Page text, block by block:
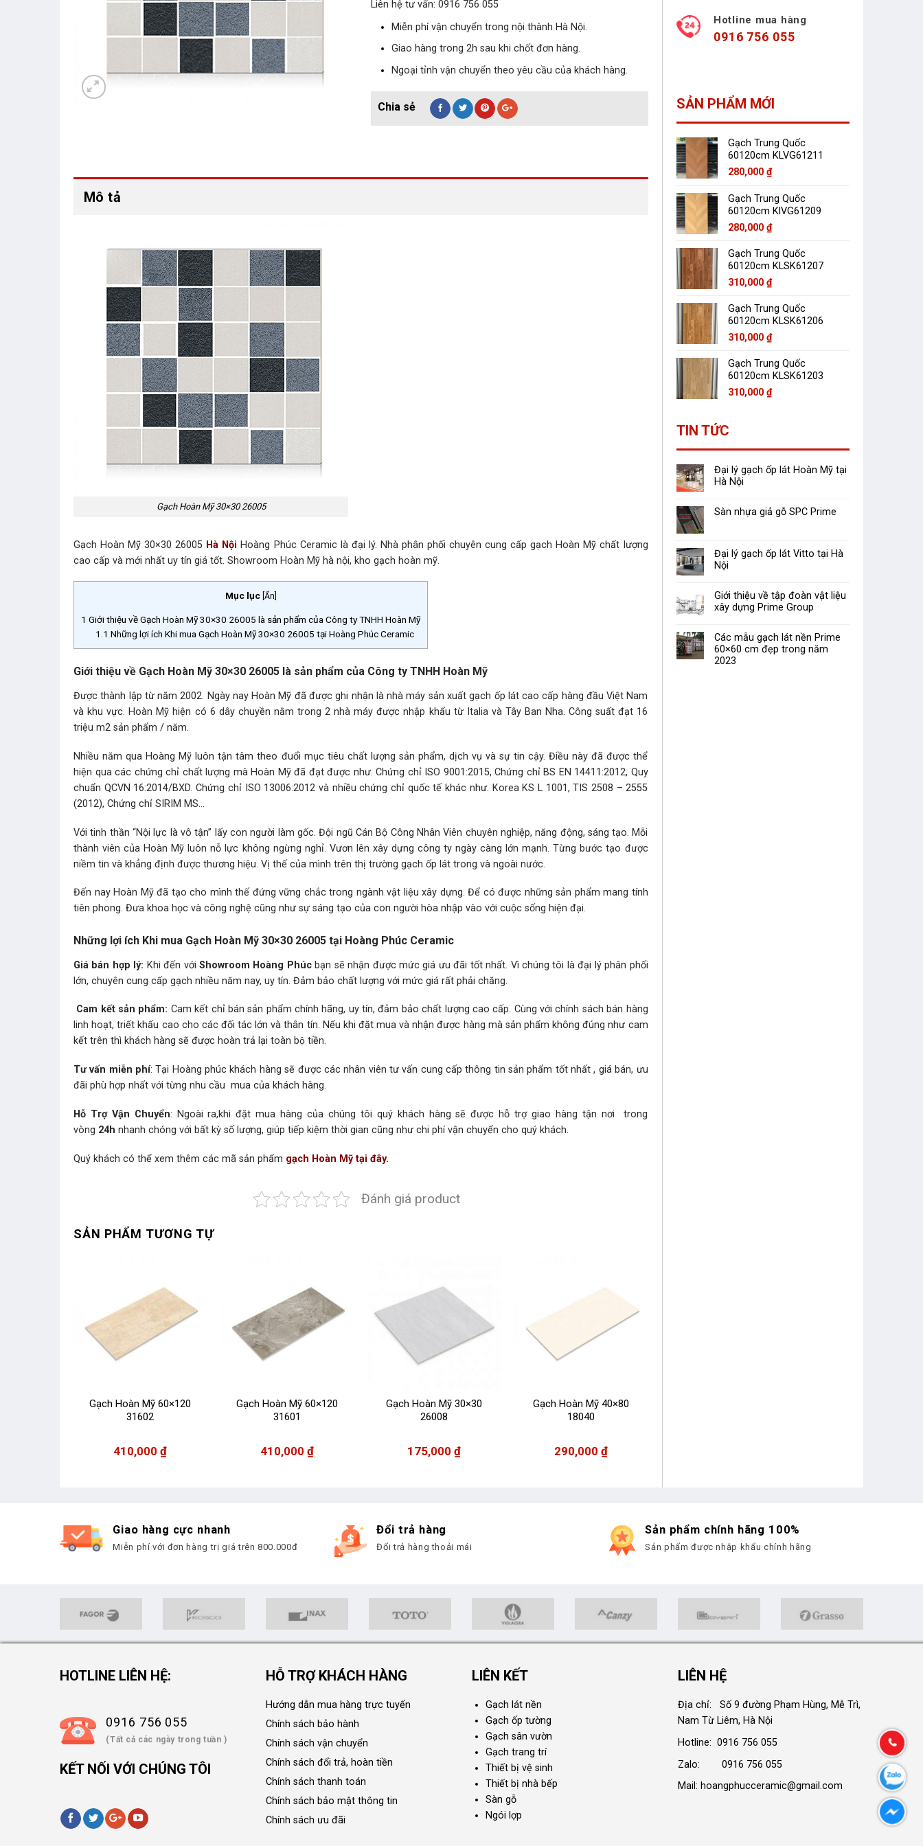
Liên hệ tư vấn: 0916 756 055
Miễn phí vận chuyển trong nội thành Hà Nội.
Giao hàng trong 2h sau khi chốt đơn hàng.
Ngoại tỉnh vận chuyển theo yêu cầu của khách hàng.
Mô tả
Gạch Hoàn Mỹ 30×30 26005
Gạch Hoàn Mỹ 30×30 26005 Hà Nội Hoàng Phúc Ceramic là đại lý. Nhà phân phối chuyên cung cấp gạch Hoàn Mỹ chất lượng
cao cấp và mới nhất uy tín giá tốt. Showroom Hoàn Mỹ hà nội, kho gạch hoàn mỹ.
Mục lục Ẩn
1 Giới thiệu về Gạch Hoàn Mỹ 30×30 26005 là sản phẩm của Công ty TNHH Hoàn Mỹ
1.1 Những lợi ích Khi mua Gạch Hoàn Mỹ 30×30 26005 tại Hoàng Phúc Ceramic
Giới thiệu về Gạch Hoàn Mỹ 30×30 26005 là sản phẩm của Công ty TNHH Hoàn Mỹ
Được thành lập từ năm 2002. Ngày nay Hoàn Mỹ đã được ghi nhận là nhà máy sản xuất gạch ốp lát cao cấp hàng đầu Việt Nam
và khu vực. Hoàn Mỹ hiện có 6 dây chuyền nằm trong 2 nhà máy được nhập khẩu từ Italia và Tây Ban Nha. Công suất đạt 16
triệu m2 sản phẩm / năm.
Nhiều năm qua Hoàng Mỹ luôn tận tâm theo đuổi mục tiêu chất lượng sản phẩm, dịch vụ và sự tin cậy. Điều này đã được thể
hiện qua các chứng chỉ chất lượng mà Hoàn Mỹ đã đạt được như. Chứng chỉ ISO 9001:2015, Chứng chỉ BS EN 14411:2012, Quy
chuẩn QCVN 16:2014/BXD. Chứng chỉ ISO 13006:2012 và nhiều chứng chỉ quốc tế khác như. Korea KS L 1001, TIS 2508 – 2555
(2012), Chứng chỉ SIRIM MS…
Với tinh thần “Nội lực là vô tận” lấy con người làm gốc. Đội ngũ Cán Bộ Công Nhân Viên chuyên nghiệp, năng động, sáng tạo. Mỗi
thành viên của Hoàn Mỹ luôn nỗ lực không ngừng nghỉ. Vươn lên xây dựng công ty ngày càng lớn mạnh. Từng bước tạo được
niềm tin và khẳng định được thương hiệu. Vị thế của mình trên thị trường gạch ốp lát trong và ngoài nước.
Đến nay Hoàn Mỹ đã tạo cho mình thế đứng vững chắc trong ngành vật liệu xây dựng. Để có được những sản phẩm mang tính
tiên phong. Đưa khoa học và công nghệ cũng như sự sáng tạo của con người hòa nhập vào với cuộc sống hiện đại.
Những lợi ích Khi mua Gạch Hoàn Mỹ 30×30 26005 tại Hoàng Phúc Ceramic
Giá bán hợp lý: Khi đến với Showroom Hoàng Phúcbạn sẽ nhận được mức giá ưu đãi tốt nhất. Vì chúng tôi là đại lý phân phối
lớn, chuyên cung cấp gạch nhiều năm nay, uy tín. Đảm bảo chất lượng với mức giá rất phải chăng.
Cam kết sản phẩm: Cam kết chỉ bán sản phẩm chính hãng, uy tín, đảm bảo chất lượng cao cấp. Cùng với chính sách bán hàng
linh hoạt, triết khấu cao cho các đối tác lớn và thân tín. Nếu khi đặt mua và nhận được hàng mà sản phẩm không đúng như cam
kết trên thì khách hàng sẽ được hoàn trả lại toàn bộ tiền.
Tư vấn miễn phí: Tại Hoàng phúc khách hàng sẽ được các nhân viên tư vấn cung cấp thông tin sản phẩm tốt nhất , giá bán, ưu
đãi phù hợp nhất với từng nhu cầu mua của khách hàng.
Hỗ Trợ Vận Chuyển: Ngoài ra,khi đặt mua hàng của chúng tôi quý khách hàng sẽ được hỗ trợ giao hàng tận nơi trong
vòng 24h nhanh chóng với bất kỳ số lượng, giúp tiếp kiệm thời gian cũng như chi phí vận chuyển cho quý khách.
Quý khách có thể xem thêm các mã sản phẩm gạch Hoàn Mỹ tại đây.
Đánh giá product
SẢN PHẨM TƯƠNG TỰ
Gạch Hoàn Mỹ 60×120
31602
410,000₫
Gạch Hoàn Mỹ 60×120
31601
410,000₫
Gạch Hoàn Mỹ 30×30
26008
175,000₫
Gạch Hoàn Mỹ 40×80
18040
290,000₫
Hotline mua hàng
0916 756 055
SẢN PHẨM MỚI
Gạch Trung Quốc
60120cm KLVG61211
280,000 ₫
Gạch Trung Quốc
60120cm KlVG61209
280,000 ₫
Gạch Trung Quốc
60120cm KLSK61207
310,000 ₫
Gạch Trung Quốc
60120cm KLSK61206
310,000 ₫
Gạch Trung Quốc
60120cm KLSK61203
310,000 ₫
TIN TỨC
Đại lý gạch ốp lát Hoàn Mỹ tại
Hà Nội
Sàn nhựa giả gỗ SPC Prime
Đại lý gạch ốp lát Vitto tại Hà
Nội
Giới thiệu về tập đoàn vật liệu
xây dựng Prime Group
Các mẫu gạch lát nền Prime
60×60 cm đẹp trong năm
2023
Giao hàng cực nhanh
Miễn phí với đơn hàng trị giá trên 800.000đ
Đổi trả hàng
Đổi trả hàng thoải mái
Sản phẩm chính hãng 100%
Sản phẩm được nhập khẩu chính hãng
HOTLINE LIÊN HỆ:
0916 756 055
(Tất cả các ngày trong tuần )
KẾT NỐI VỚI CHÚNG TÔI
HỖ TRỢ KHÁCH HÀNG
Hướng dẫn mua hàng trực tuyến
Chính sách bảo hành
Chính sách vận chuyển
Chính sách đổi trả, hoàn tiền
Chính sách thanh toán
Chính sách bảo mật thông tin
Chính sách ưu đãi
LIÊN KẾT
Gạch lát nền
Gạch ốp tường
Gạch sân vườn
Gạch trang trí
Thiết bị vệ sinh
Thiết bị nhà bếp
Sàn gỗ
Ngói lợp
LIÊN HỆ
Địa chỉ: Số 9 đường Phạm Hùng, Mễ Trì,
Nam Từ Liêm, Hà Nội
Hotline: 0916 756 055
Zalo: 0916 756 055
Mail: hoangphucceramic@gmail.com